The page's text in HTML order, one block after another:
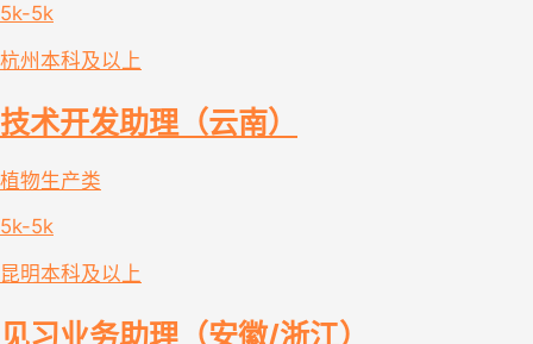
5k-5k
杭州 本科及以上
技术开发助理（云南）
植物生产类
5k-5k
昆明本科及以上
见习业务助理（安徽/浙江）